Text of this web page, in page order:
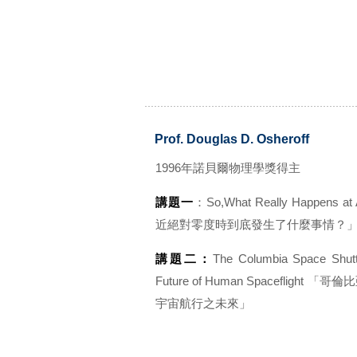
Prof. Douglas D. Osheroff
1996年諾貝爾物理學獎得主
講題一 ：So,What Really Happens
近絕對零度時到底發生了什麼事情？
講題二： The Columbia Space
Future of Human Spaceflight 「哥倫
宇宙航行之未來」